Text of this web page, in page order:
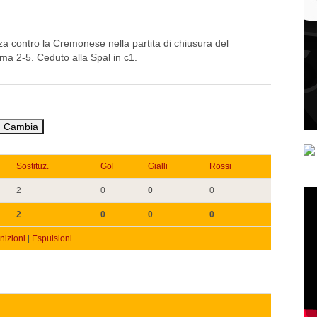
contro la Cremonese nella partita di chiusura del
2-5. Ceduto alla Spal in c1.
Sostituz. Gol Gialli Rossi
2 0 0 0
2 0 0 0
| Espulsioni